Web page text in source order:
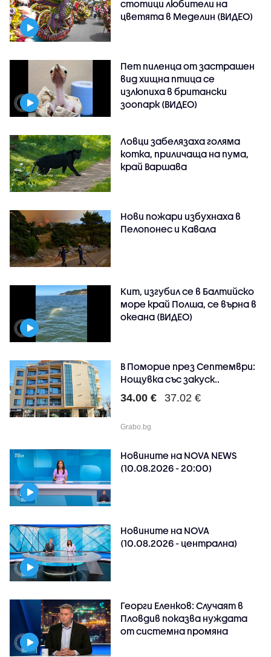
стотици любители на
цветята в Меделин (ВИДЕО)
Пет пиленца от застрашен
вид хищна птица се
излюпиха в британски
зоопарк (ВИДЕО)
Ловци забелязаха голяма
котка, приличаща на пума,
край Варшава
Нови пожари избухнаха в
Пелопонес и Кавала
Кит, изгубил се в Балтийско
море край Полша, се върна в
океана (ВИДЕО)
В Поморие през Септември:
Нощувка със закуск..
34.00 € 37.02 €
Grabo.bg
Новините на NOVA NEWS
(10.08.2026 - 20:00)
Новините на NOVA
(10.08.2026 - централна)
Георги Еленков: Случаят в
Пловдив показва нуждата
от системна промяна